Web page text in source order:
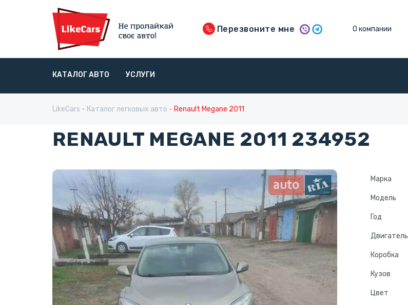
Перезвоните мне О компании
КАТАЛОГ АВТО УСЛУГИ
LikeCars Каталог легковых авто Renault Megane 2011
RENAULT MEGANE 2011 234952
Марка
Модель
Год
Двигатель
Коробка
Кузов
Цвет